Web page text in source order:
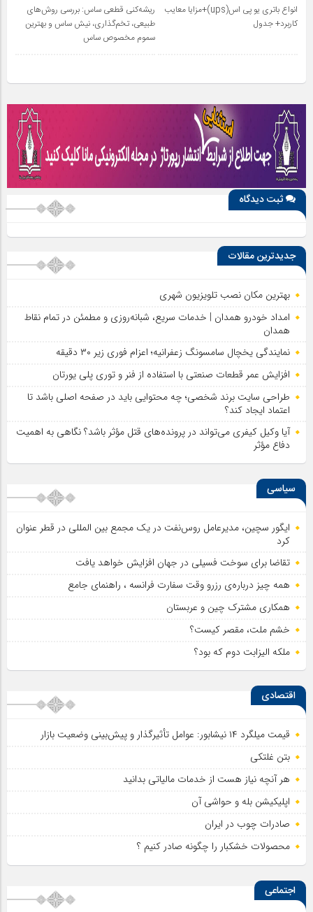
انواع باتری یو پی اس(ups)+مزایا معایب
کاربرد+ جدول
ریشه‌کنی قطعی ساس: بررسی روش‌های
طبیعی، تخم‌گذاری، نیش ساس و بهترین
سموم مخصوص ساس
ثبت دیدگاه
جدیدترین مقالات
بهترین مکان نصب تلویزیون شهری
امداد خودرو همدان | خدمات سریع، شبانه‌روزی و مطمئن در تمام نقاط
همدان
نمایندگی یخچال سامسونگ زعفرانیه؛ اعزام فوری زیر ۳۰ دقیقه
افزایش عمر قطعات صنعتی با استفاده از فنر و توری پلی یورتان
طراحی سایت برند شخصی؛ چه محتوایی باید در صفحه اصلی باشد تا
اعتماد ایجاد کند؟
آیا وکیل کیفری می‌تواند در پرونده‌های قتل مؤثر باشد؟ نگاهی به اهمیت
دفاع مؤثر
سیاسی
ایگور سچین، مدیرعامل روس‌نفت در یک مجمع بین المللی در قطر عنوان
کرد
تقاضا برای سوخت فسیلی در جهان افزایش خواهد یافت
همه چیز درباره‌ی رزرو وقت سفارت فرانسه ، راهنمای جامع
همکاری مشترک چین و عربستان
خشم ملت، مقصر کیست؟
ملکه الیزابت دوم که بود؟
اقتصادی
قیمت میلگرد ۱۴ نیشابور: عوامل تأثیرگذار و پیش‌بینی وضعیت بازار
بتن غلتکی
هر آنچه نیاز هست از خدمات مالیاتی بدانید
اپلیکیشن بله و حواشی آن
صادرات چوب در ایران
محصولات خشکبار را چگونه صادر کنیم ؟
اجتماعی